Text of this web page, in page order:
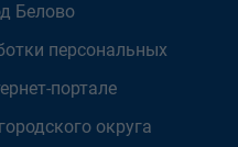
Белово
персональных
портале
округа